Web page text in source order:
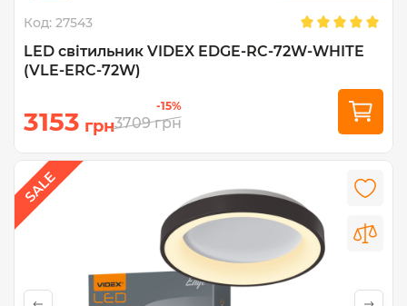
Код: 27543
LED світильник VIDEX EDGE-RC-72W-WHITE
(VLE-ERC-72W)
3153 грн
-15%
3709 грн